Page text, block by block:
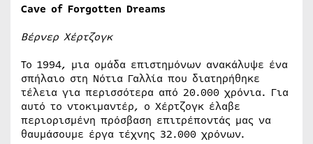
Cave of Forgotten Dreams
Βέρνερ Χέρτζογκ
Το 1994, μια ομάδα επιστημόνων ανακάλυψε ένα
σπήλαιο στη Νότια Γαλλία που διατηρήθηκε
τέλεια για περισσότερα από 20.000 χρόνια. Για
αυτό το ντοκιμαντέρ, ο Χέρτζογκ έλαβε
περιορισμένη πρόσβαση επιτρέποντάς μας να
θαυμάσουμε έργα τέχνης 32.000 χρόνων.